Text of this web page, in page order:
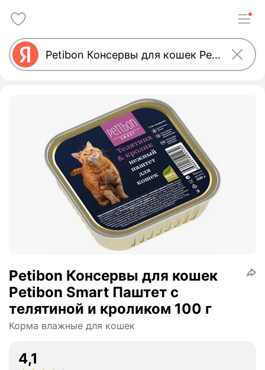
Petibon Консервы для кошек
Petibon Smart Паштет с
телятиной и кроликом 100 г
Корма влажные для кошек
4,1